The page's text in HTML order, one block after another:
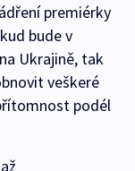
premiérky
bude v
Ukrajině, tak
veškeré
podél